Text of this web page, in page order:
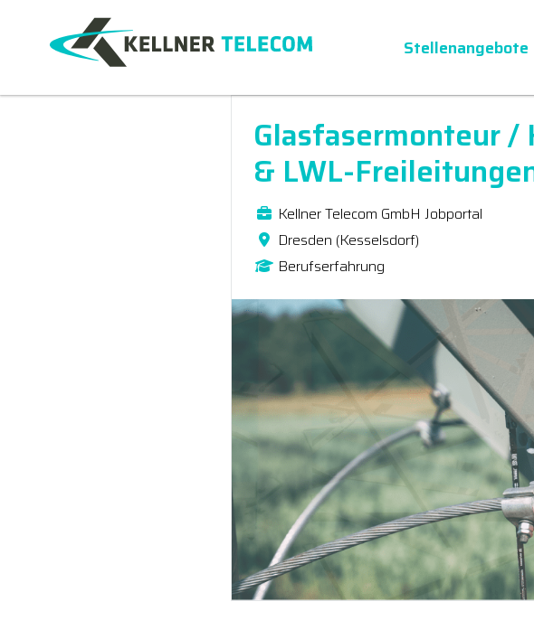
Stellenangebote
Glasfasermonteur /
& LWL-
Kellner Telecom GmbH Jobportal
Dresden (Kesselsdorf)
Berufserfahrung